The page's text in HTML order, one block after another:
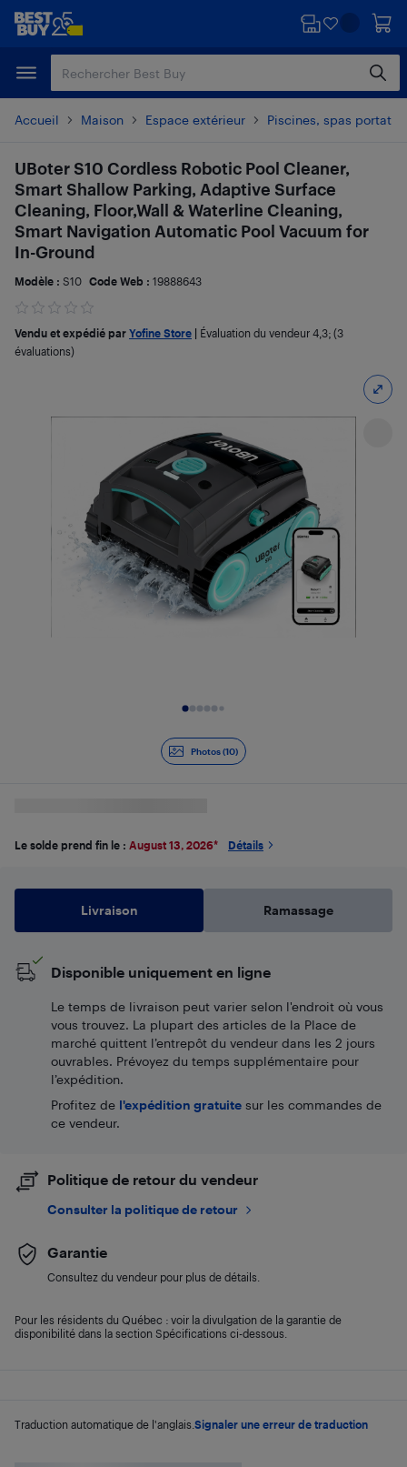
Passer
principal
Passer
Accueil Maison Espace extérieur Piscines, spas
Photos (10)
Traduction automatique de l'anglais. Signaler une erreur de traduction
UBoter S10 Cordless Robotic Pool Cleaner,
Smart Shallow Parking, Adaptive Surface
Cleaning, Floor,Wall & Waterline Cleaning,
Smart Navigation Automatic Pool Vacuum for
In-Ground
Modèle : S10 Code Web : 19888643
Vendu et expédié par Yofine Store Évaluation du vendeur 4,3; (3
évaluations)
Le solde prend fin le : August 13, 2026* Détails
Livraison Ramassage
Disponible uniquement en ligne
Le temps de livraison peut varier selon l'endroit où vous
vous trouvez. La plupart des articles de la Place de
marché quittent l’entrepôt du vendeur dans les 2 jours
ouvrables. Prévoyez du temps supplémentaire pour
l’expédition.
Profitez de l'expédition gratuite sur les commandes de
ce vendeur.
Politique de retour du vendeur
Consulter la politique de retour
Garantie
Consultez du vendeur pour plus de détails.
Pour les résidents du Québec : voir la divulgation de la garantie de
disponibilité dans la section Spécifications ci-dessous.